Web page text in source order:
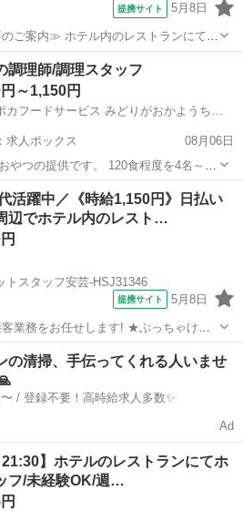
提携サイト 5月8日
ご案内≫ ホテル内のレストランにて
ちゃけ、こんなお仕事。♪/
(1)お客さまがご来店された
ミレス
調理師/調理スタッフ
～1,150円
株式会社エポカフードサービス みどりがおかようちえん内の厨房
求人ボックス
08月06日
やつの提供です。 120食程度を4名～5
トや盛付、食器の洗浄等が主な業務に
ドサービス で雇用し、業務を受託して
す。...
活躍中／《時給1,150円》日払い
辺でホテル内のレスト…
トスタッフ安芸-HSJ31346
提携サイト 5月8日
業務をお任せします! ★ぶっちゃけ、
(1)お客さま
ミレス
の清掃、手伝ってくれる人いませ
日給例1万円〜 / 登録不要！高時給求人多数✨
Ad
21:30】ホテルのレストランにてホ
フ/未経験OK/週…